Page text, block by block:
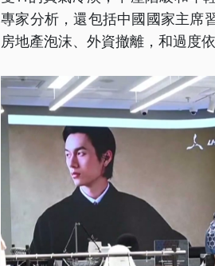
專家分析，還包括中國國家主席
房地產泡沫、外資撤離，和過度